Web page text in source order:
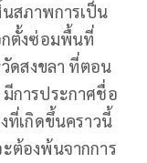
สภาพการเป็น
กตั้งซ่อมพื้นที่
ดสงขลา ที่ตอน
การประกาศชื่อ
ที่เกิดขึ้นคราวนี้
ต้องพ้นจากการ